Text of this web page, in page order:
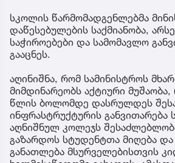
სკოლის წარმომადგენლებმა
დაწესებულების საქმიანობა,
საჭიროებები და სამომავლო
გააცნეს.
აღინიშნა, რომ სამინისტროს
მიმდინარეობს აქტიური
წლის ბოლომდე დასრულდეს
ინფრასტრუქტურის განვითარება
აღნიშნულ კოლეჯს
გაზარდოს სტუდენტთა მიღება
განათლება მსურველებისთვის